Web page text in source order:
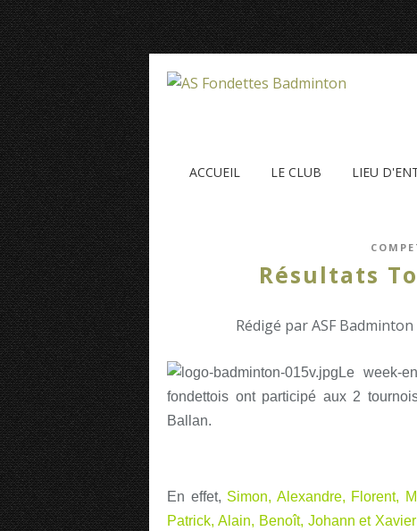
ACCUEIL LE CLUB LIEU
Résultats
Rédigé par ASF
Le week-
fondettois ont participé aux 2
Ballan.
En effet, Simon, Alexandre, Florent,
Patrick, Alain, Benoît, Johann et Xavier